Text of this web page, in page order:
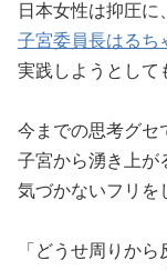
日本女性は抑圧に
子宮委員長はるち
実践しようとして
今までの思考グセ
子宮から湧き上が
気づかないフリを
「どうせ周りから